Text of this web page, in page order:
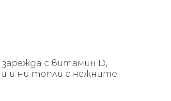
с витамин D,
и ни топли с нежните